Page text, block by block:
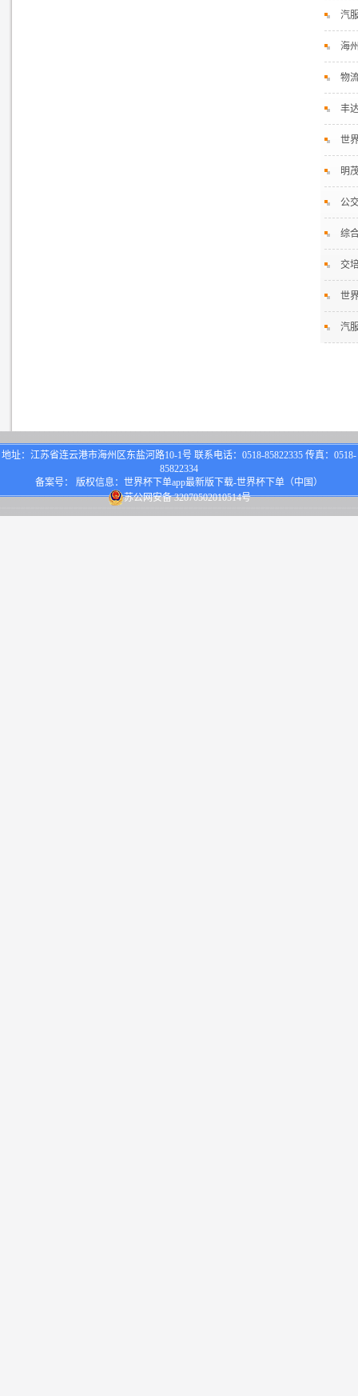
汽
海
物
丰
世
明
公
综
交
世
汽
地址：江苏省连云港市海州区东盐河路10-1号 联系电话：0518-85822335 传真：0518-
85822334
备案号： 版权信息：世界杯下单app最新版下载-世界杯下单（中国）
苏公网安备 32070502010514号